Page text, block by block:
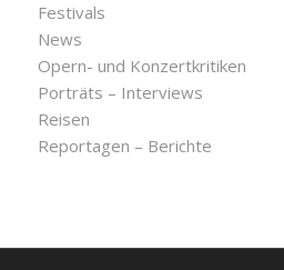
Festivals
News
Opern- und Konzertkritiken
Porträts – Interviews
Reisen
Reportagen – Berichte